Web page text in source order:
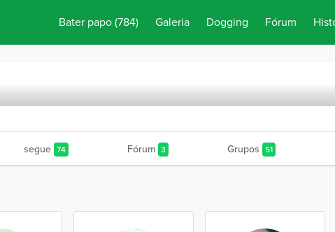
Bater papo(784) Galeria Dogging Fórum
segue 74 Fórum 3 Grupos 51